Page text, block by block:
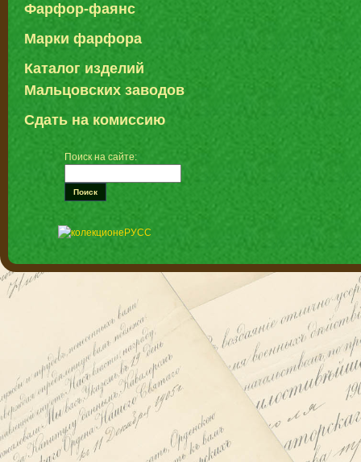
Фарфор-фаянс
Марки фарфора
Каталог изделий
Мальцовских заводов
Сдать на комиссию
Поиск на сайте: